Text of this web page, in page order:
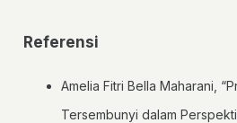
Referensi
Amelia Fitri Bella Maharani,
Tersembunyi dalam